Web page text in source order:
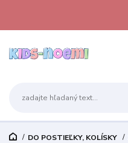
DO POSTIEĽKY, KOLÍSKY